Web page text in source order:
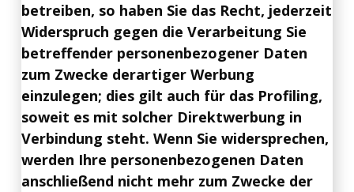
betreiben, so haben Sie das Recht, jederzeit
Widerspruch gegen die Verarbeitung Sie
betreffender personenbezogener Daten
zum Zwecke derartiger Werbung
einzulegen; dies gilt auch für das Profiling,
soweit es mit solcher Direktwerbung in
Verbindung steht. Wenn Sie widersprechen,
werden Ihre personenbezogenen Daten
anschließend nicht mehr zum Zwecke der